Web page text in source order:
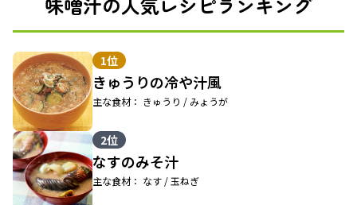
1位
きゅうりの冷や汁風
主な食材： きゅうり / みょうが
2位
なすのみそ汁
主な食材： なす / 玉ねぎ